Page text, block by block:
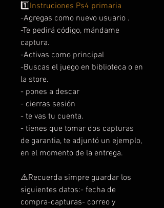
1️⃣Instruciones Ps4 primaria
-Agregas como nuevo usuario .
-Te pedirá código, mándame
captura.
-Activas como principal
-Buscas el juego en biblioteca o en
la store.
- pones a descar
- cierras sesión
- te vas tu cuenta.
- tienes que tomar dos capturas
de garantia, te adjuntó un ejemplo,
en el momento de la entrega.
⚠️Recuerda simpre guardar los
siguientes datos:- fecha de
compra-capturas- correo y